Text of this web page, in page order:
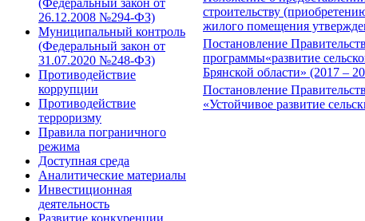
(Федеральный закон от
26.12.2008 №294-ФЗ)
Муниципальный контроль
(Федеральный закон от
31.07.2020 №248-ФЗ)
Противодействие
коррупции
Противодействие
терроризму
Правила пограничного
режима
Доступная среда
Аналитические материалы
Инвестиционная
деятельность
Развитие конкуренции
строительству
жилого помещения
Постановление
программы«развитие
Брянской области» (2017 –
Постановление
«Устойчивое развитие